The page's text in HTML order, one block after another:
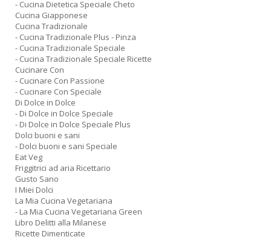
- Cucina Dietetica Speciale Cheto
Cucina Giapponese
Cucina Tradizionale
- Cucina Tradizionale Plus - Pinza
- Cucina Tradizionale Speciale
- Cucina Tradizionale Speciale Ricette
Cucinare Con
- Cucinare Con Passione
- Cucinare Con Speciale
Di Dolce in Dolce
- Di Dolce in Dolce Speciale
- Di Dolce in Dolce Speciale Plus
Dolci buoni e sani
- Dolci buoni e sani Speciale
Eat Veg
Friggitrici ad aria Ricettario
Gusto Sano
I Miei Dolci
La Mia Cucina Vegetariana
- La Mia Cucina Vegetariana Green
Libro Delitti alla Milanese
Ricette Dimenticate